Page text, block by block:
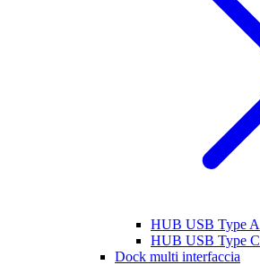
HUB USB Type A
HUB USB Type C
Dock multi interfaccia